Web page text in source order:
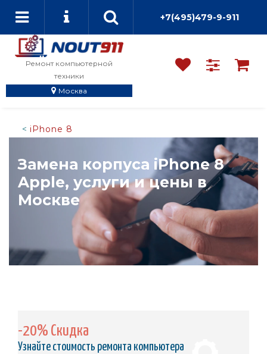
+7(495)479-9-911
Ремонт компьютерной
техники
Москва
iPhone 8
Замена корпуса iPhone 8
Apple, услуги и цены в
Москве
-20% Скидка
Узнайте стоимость ремонта компьютера